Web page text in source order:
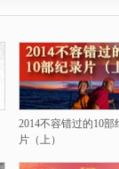
2014不容错过的10部
片（上）